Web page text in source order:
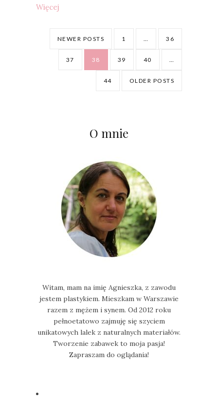
Więcej
NEWER POSTS 1 … 36
37 38 39 40 …
44 OLDER POSTS
O mnie
Witam, mam na imię Agnieszka, z zawodu
jestem plastykiem. Mieszkam w Warszawie
razem z mężem i synem. Od 2012 roku
pełnoetatowo zajmuję się szyciem
unikatowych lalek z naturalnych materiałów.
Tworzenie zabawek to moja pasja!
Zapraszam do oglądania!